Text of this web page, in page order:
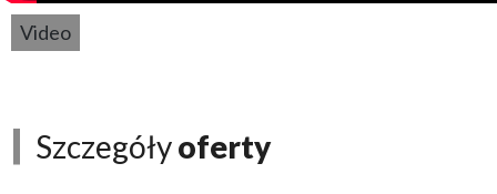
Video
Szczegółyoferty